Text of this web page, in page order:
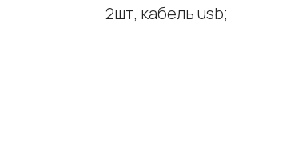
2шт, кабель usb;